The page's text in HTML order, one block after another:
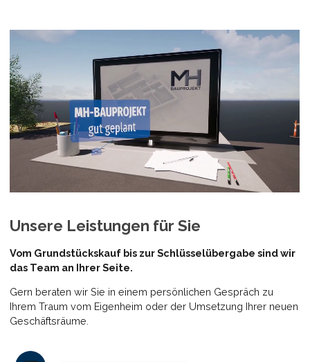
Unsere Leistungen für Sie
Vom Grundstückskauf bis zur Schlüsselübergabe sind wir
das Team an Ihrer Seite.
Gern beraten wir Sie in einem persönlichen Gespräch zu
Ihrem Traum vom Eigenheim oder der Umsetzung Ihrer neuen
Geschäftsräume.